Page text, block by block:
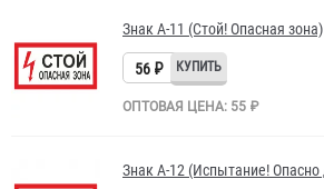
Знак A-11 (Стой! Опасная зона)
56 ₽
ОПТОВАЯ ЦЕНА: 55 ₽
Знак A-12 (Испытание!